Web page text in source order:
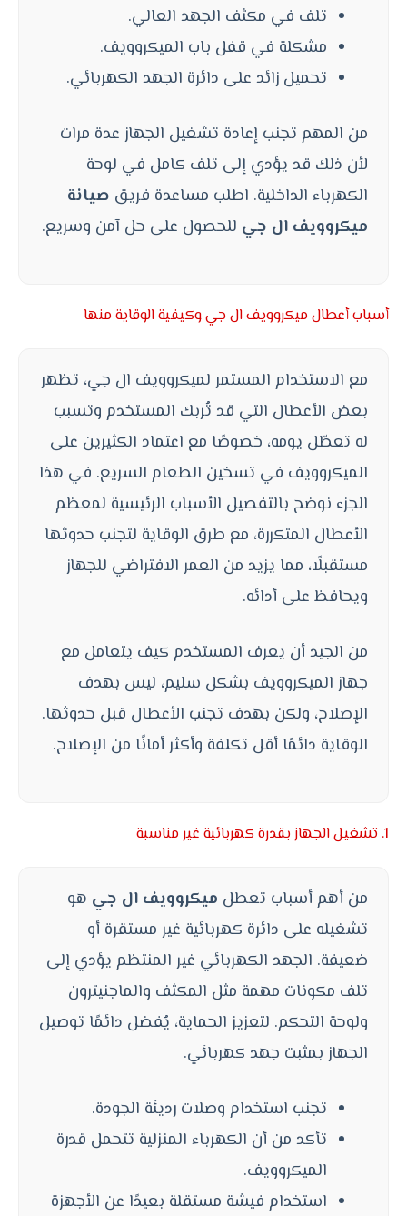
تلف في مكثف الجهد العالي.
مشكلة في قفل باب الميكروويف.
تحميل زائد على دائرة الجهد الكهربائي.
من المهم تجنب إعادة تشغيل الجهاز عدة مرات
لأن ذلك قد يؤدي إلى تلف كامل في لوحة
الكهرباء الداخلية. اطلب مساعدة فريق صيانة
ميكروويف ال جي للحصول على حل آمن وسريع.
أسباب أعطال ميكروويف ال جي وكيفية الوقاية منها
مع الاستخدام المستمر لميكروويف ال جي، تظهر
بعض الأعطال التي قد تُربك المستخدم وتسبب
له تعطّل يومه، خصوصًا مع اعتماد الكثيرين على
الميكروويف في تسخين الطعام السريع. في هذا
الجزء نوضح بالتفصيل الأسباب الرئيسية لمعظم
الأعطال المتكررة، مع طرق الوقاية لتجنب حدوثها
مستقبلًا، مما يزيد من العمر الافتراضي للجهاز
ويحافظ على أدائه.
من الجيد أن يعرف المستخدم كيف يتعامل مع
جهاز الميكروويف بشكل سليم، ليس بهدف
الإصلاح، ولكن بهدف تجنب الأعطال قبل حدوثها.
الوقاية دائمًا أقل تكلفة وأكثر أمانًا من الإصلاح.
1. تشغيل الجهاز بقدرة كهربائية غير مناسبة
من أهم أسباب تعطل ميكروويف ال جي هو
تشغيله على دائرة كهربائية غير مستقرة أو
ضعيفة. الجهد الكهربائي غير المنتظم يؤدي إلى
تلف مكونات مهمة مثل المكثف والماجنيترون
ولوحة التحكم. لتعزيز الحماية، يُفضل دائمًا توصيل
الجهاز بمثبت جهد كهربائي.
تجنب استخدام وصلات رديئة الجودة.
تأكد من أن الكهرباء المنزلية تتحمل قدرة
الميكروويف.
استخدام فيشة مستقلة بعيدًا عن الأجهزة